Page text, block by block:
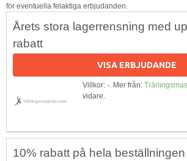
för eventuella felaktiga erbjudanden.
Årets stora lagerrensning med
rabatt
VISA ERBJUDANDE
Villkor: -. Mer från:
vidare.
10% rabatt på hela beställningen